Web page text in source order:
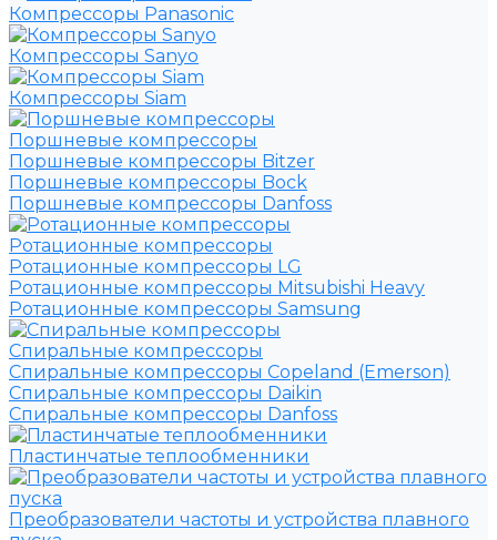
Компрессоры Panasonic
Компрессоры Sanyo
Компрессоры Siam
Поршневые компрессоры
Поршневые компрессоры Bitzer
Поршневые компрессоры Bock
Поршневые компрессоры Danfoss
Ротационные компрессоры
Ротационные компрессоры LG
Ротационные компрессоры Mitsubishi Heavy
Ротационные компрессоры Samsung
Спиральные компрессоры
Спиральные компрессоры Copeland (Emerson)
Спиральные компрессоры Daikin
Спиральные компрессоры Danfoss
Пластинчатые теплообменники
Преобразователи частоты и устройства плавного